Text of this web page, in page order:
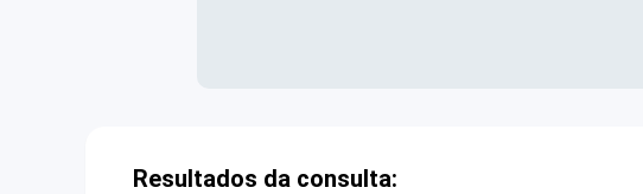
Resultados da consulta: